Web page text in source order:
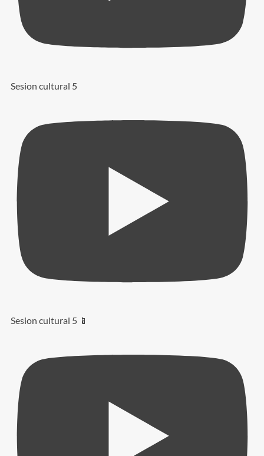
Sesion cultural 5
Sesion cultural 5 📱